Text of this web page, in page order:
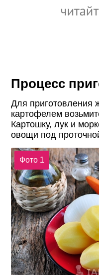
Процесс
Для приготовления
картофелем
Картошку, лук и
овощи под
Фото 1